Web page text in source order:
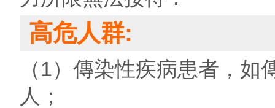
高危人群:
（1）傳染性疾病患者，
人；